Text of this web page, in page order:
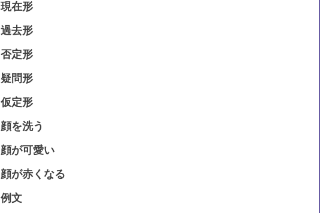
現在形
過去形
否定形
疑問形
仮定形
顔を洗う
顔が可愛い
顔が赤くなる
例文